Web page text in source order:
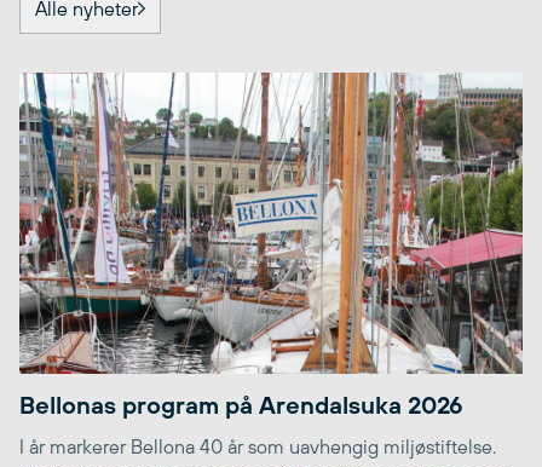
Alle nyheter
Bellonas program på Arendalsuka 2026
I år markerer Bellona 40 år som uavhengig miljøstiftelse.